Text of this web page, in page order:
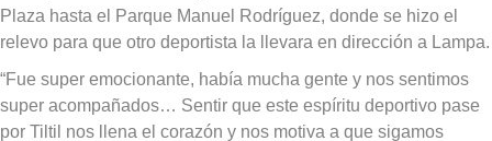
Plaza hasta el Parque Manuel Rodríguez, donde se hizo el
relevo para que otro deportista la llevara en dirección a Lampa.
“Fue super emocionante, había mucha gente y nos sentimos
super acompañados… Sentir que este espíritu deportivo pase
por Tiltil nos llena el corazón y nos motiva a que sigamos